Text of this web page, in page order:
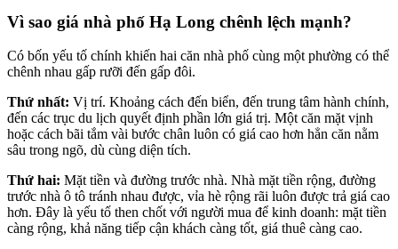
Vì sao giá nhà phố Hạ Long chênh lệch mạnh?
Có bốn yếu tố chính khiến hai căn nhà phố cùng một phường có thể
chênh nhau gấp rưỡi đến gấp đôi.
Thứ nhất: Vị trí. Khoảng cách đến biển, đến trung tâm hành chính,
đến các trục du lịch quyết định phần lớn giá trị. Một căn mặt vịnh
hoặc cách bãi tắm vài bước chân luôn có giá cao hơn hẳn căn nằm
sâu trong ngõ, dù cùng diện tích.
Thứ hai: Mặt tiền và đường trước nhà. Nhà mặt tiền rộng, đường
trước nhà ô tô tránh nhau được, vỉa hè rộng rãi luôn được trả giá cao
hơn. Đây là yếu tố then chốt với người mua để kinh doanh: mặt tiền
càng rộng, khả năng tiếp cận khách càng tốt, giá thuê càng cao.